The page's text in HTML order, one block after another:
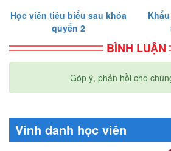
Học viên tiêu biểu sau khóa
quyển 2
BÌNH LUẬN
Góp ý, phản hồi cho
Vinh danh học viên